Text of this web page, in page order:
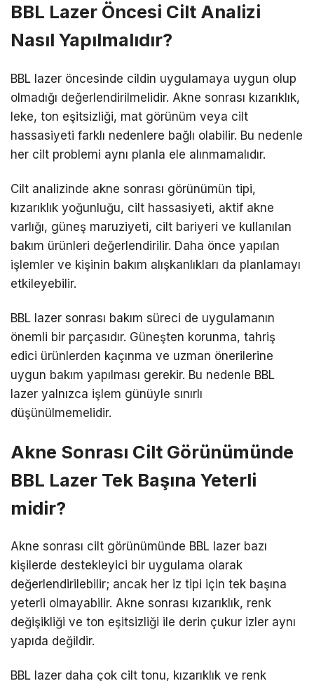
BBL Lazer Öncesi Cilt Analizi
Nasıl Yapılmalıdır?
BBL lazer öncesinde cildin uygulamaya uygun olup
olmadığı değerlendirilmelidir. Akne sonrası kızarıklık,
leke, ton eşitsizliği, mat görünüm veya cilt
hassasiyeti farklı nedenlere bağlı olabilir. Bu nedenle
her cilt problemi aynı planla ele alınmamalıdır.
Cilt analizinde akne sonrası görünümün tipi,
kızarıklık yoğunluğu, cilt hassasiyeti, aktif akne
varlığı, güneş maruziyeti, cilt bariyeri ve kullanılan
bakım ürünleri değerlendirilir. Daha önce yapılan
işlemler ve kişinin bakım alışkanlıkları da planlamayı
etkileyebilir.
BBL lazer sonrası bakım süreci de uygulamanın
önemli bir parçasıdır. Güneşten korunma, tahriş
edici ürünlerden kaçınma ve uzman önerilerine
uygun bakım yapılması gerekir. Bu nedenle BBL
lazer yalnızca işlem günüyle sınırlı
düşünülmemelidir.
Akne Sonrası Cilt Görünümünde
BBL Lazer Tek Başına Yeterli
midir?
Akne sonrası cilt görünümünde BBL lazer bazı
kişilerde destekleyici bir uygulama olarak
değerlendirilebilir; ancak her iz tipi için tek başına
yeterli olmayabilir. Akne sonrası kızarıklık, renk
değişikliği ve ton eşitsizliği ile derin çukur izler aynı
yapıda değildir.
BBL lazer daha çok cilt tonu, kızarıklık ve renk